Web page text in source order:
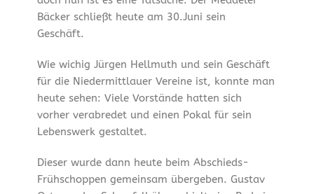
Bäcker schließt heute am 30.Juni sein
Geschäft.
Wie wichig Jürgen Hellmuth und sein Geschäft
für die Niedermittlauer Vereine ist, konnte man
heute sehen: Viele Vorstände hatten sich
vorher verabredet und einen Pokal für sein
Lebenswerk gestaltet.
Dieser wurde dann heute beim Abschieds-
Frühschoppen gemeinsam übergeben. Gustav